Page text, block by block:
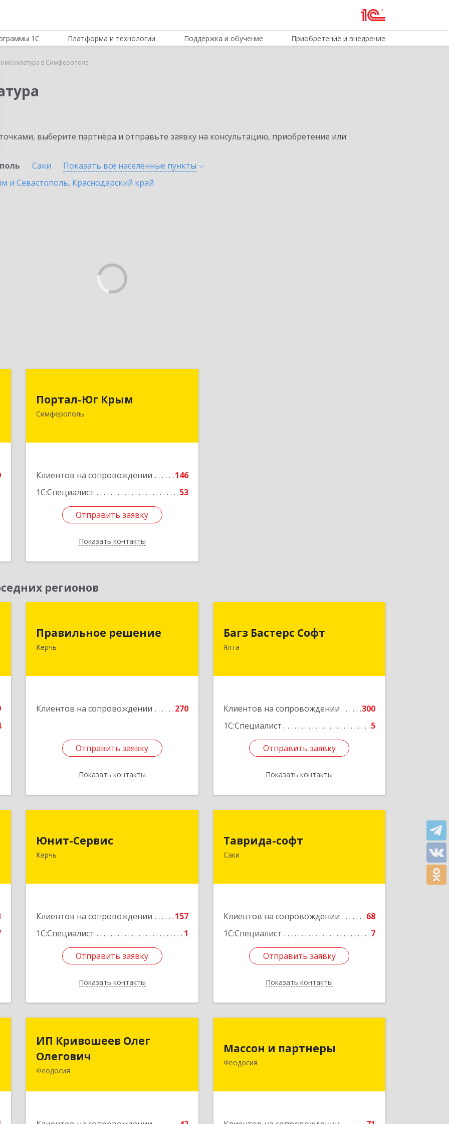
1С Платформа и технологии Поддержка и обучение Приобретение и внедрение
в Симферополе
выберите партнёра и отправьте заявку на консультацию, приобретение или
Саки Показать все населенные пункты
и Севастополь, Краснодарский край
Портал-Юг Крым
Симферополь
Клиентов на сопровождении
146
1С:Специалист
53
Отправить заявку
Показать контакты
295015, Крым Респ, Симферополь г,
Подробнее
Отправить заявку
Назад
регионов
Правильное решение
Керчь
Клиентов на сопровождении 270
Отправить заявку
Показать контакты
298330, Крым Респ, Керчь г,
Адмиралтейский проезд, дом № 1
Подробнее
Отправить заявку
Назад
Багз Бастерс Софт
Ялта
Клиентов на сопровождении
300
1С:Специалист
5
Отправить заявку
Показать контакты
298603, Крым Респ, Ялта г, Свердлова
Подробнее
Отправить заявку
Назад
Юнит-Сервис
Керчь
Клиентов на сопровождении
157
1С:Специалист
1
Отправить заявку
Показать контакты
298300, Крым Респ, Керчь г,
Подробнее
Отправить заявку
Назад
Таврида-софт
Саки
Клиентов на сопровождении
68
1С:Специалист
7
Отправить заявку
Показать контакты
296574, Крым Респ, м.р-н Сакский с.п.
Новофедоровское, Новофедоровка
Отправить заявку
Назад
ИП Кривошеев Олег
Олегович
Феодосия
Олегович
Массон и партнеры
Феодосия
298112, Крым Респ, Феодосия г,
Подробнее